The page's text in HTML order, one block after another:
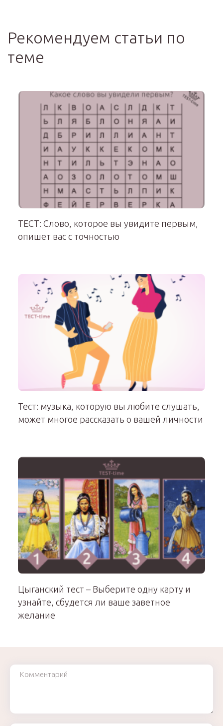
Рекомендуем статьи по
теме
ТЕСТ: Слово, которое вы увидите первым,
опишет вас с точностью
Тест: музыка, которую вы любите слушать,
может многое рассказать о вашей личности
Цыганский тест – Выберите одну карту и
узнайте, сбудется ли ваше заветное
желание
Комментарий